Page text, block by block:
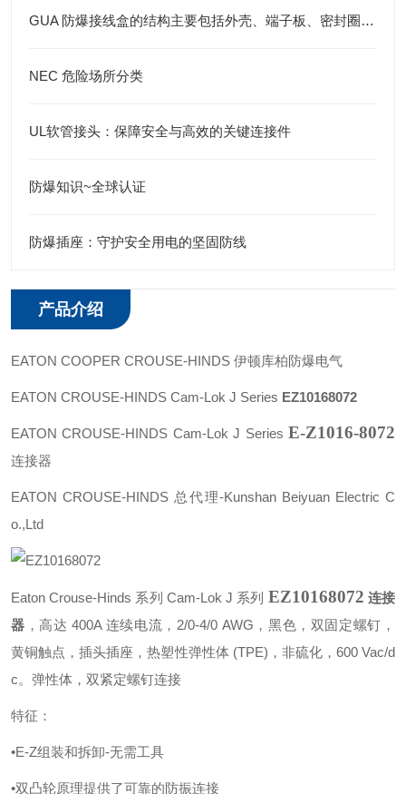
GUA 防爆接线盒的结构主要包括外壳、端子板、密封圈、接线孔等部分
NEC 危险场所分类
UL软管接头：保障安全与高效的关键连接件
防爆知识~全球认证
防爆插座：守护安全用电的坚固防线
产品介绍
EATON COOPER CROUSE-HINDS 伊顿库柏防爆电气
EATON CROUSE-HINDS Cam-Lok J Series EZ10168072
EATON CROUSE-HINDS Cam-Lok J Series E-Z1016-8072
连接器
EATON CROUSE-HINDS 总代理-Kunshan Beiyuan Electric C
o.,Ltd
Eaton Crouse-Hinds 系列 Cam-Lok J 系列 EZ10168072 连接
器 ，高达 400A 连续电流，2/0-4/0 AWG，黑色，双固定螺钉，
黄铜触点，插头插座，热塑性弹性体 (TPE)，非硫化，600 Vac/d
c。 弹性体，双紧定螺钉连接
特征：
•E-Z组装和拆卸-无需工具
•双凸轮原理提供了可靠的防振连接